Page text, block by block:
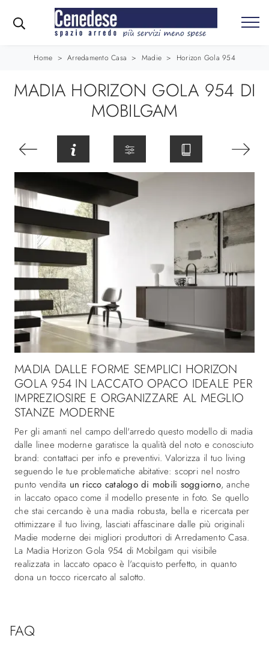
Home > Arredamento Casa > Madie > Horizon Gola 954
MADIA HORIZON GOLA 954 DI
MOBILGAM
MADIA DALLE FORME SEMPLICI HORIZON
GOLA 954 IN LACCATO OPACO IDEALE PER
IMPREZIOSIRE E ORGANIZZARE AL MEGLIO
STANZE MODERNE
Per gli amanti nel campo dell'arredo questo modello di madia
dalle linee moderne garatisce la qualità del noto e conosciuto
brand: contattaci per info e preventivi. Valorizza il tuo living
seguendo le tue problematiche abitative: scopri nel nostro
punto vendita un ricco catalogo di mobili soggiorno, anche
in laccato opaco come il modello presente in foto. Se quello
che stai cercando è una madia robusta, bella e ricercata per
ottimizzare il tuo living, lasciati affascinare dalle più originali
Madie moderne dei migliori produttori di Arredamento Casa.
La Madia Horizon Gola 954 di Mobilgam qui visibile
realizzata in laccato opaco è l'acquisto perfetto, in quanto
dona un tocco ricercato al salotto.
FAQ